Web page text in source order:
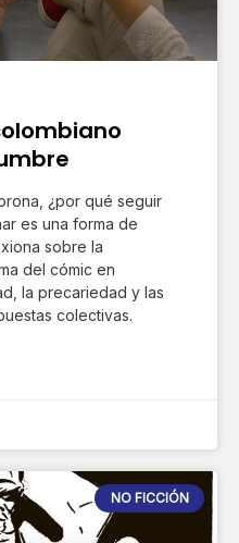
¿por qué seguir
es una forma de
sobre la
del cómic en
la precariedad y las
colectivas.
NO FICCIÓN